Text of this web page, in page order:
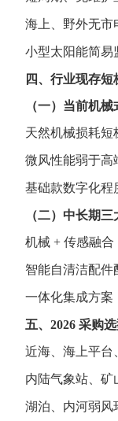
海上、野外无市
小型太阳能简易
四、行业现存
（一）当前机
天然机械损耗
微风性能弱于高
基础款数字化程
（二）中长期
机械 + 传感融
智能自清洁配件
一体化集成方案
五、2026 采购
近海、海上平台
内陆气象站、矿
湖泊、内河弱风